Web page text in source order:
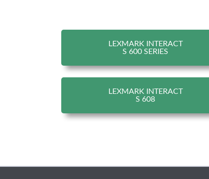
LEXMARK INTERACT
S 600 SERIES
LEXMARK INTERACT
S 608